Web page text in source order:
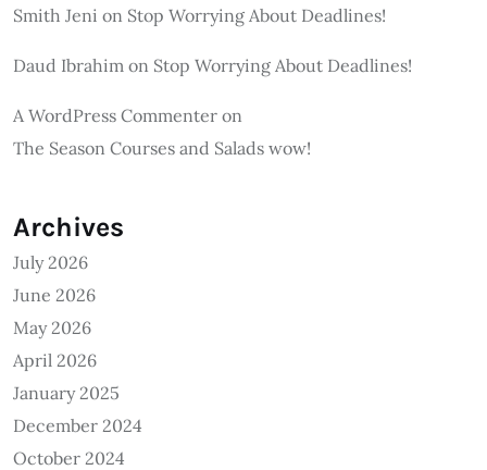
Smith Jeni on Stop Worrying About Deadlines!
Daud Ibrahim on Stop Worrying About Deadlines!
A WordPress Commenter on
The Season Courses and Salads wow!
Archives
July 2026
June 2026
May 2026
April 2026
January 2025
December 2024
October 2024